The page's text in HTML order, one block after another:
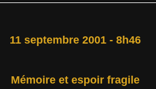
11 septembre 2001 - 8h46
Mémoire et espoir fragile